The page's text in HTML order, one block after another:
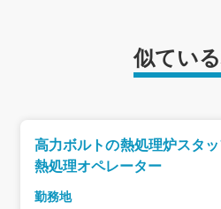
似てい
高力ボルトの熱処理炉スタ
熱処理オペレーター
勤務地